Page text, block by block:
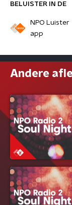
BELUISTER IN DE
NPO Luister
app
Andere